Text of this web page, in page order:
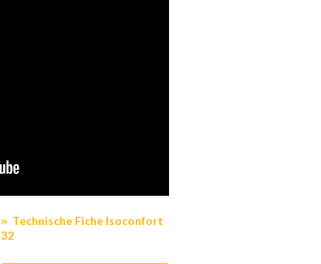
Technische Fiche Isoconfort
32